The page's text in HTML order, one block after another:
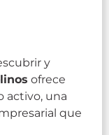
y
ofrece
activo, una
que